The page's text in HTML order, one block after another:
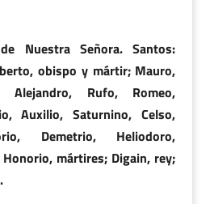
Nuestra Señora. Santos:
obispo y mártir; Mauro,
Alejandro, Rufo, Romeo,
Auxilio, Saturnino, Celso,
Demetrio, Heliodoro,
mártires; Digain, rey;